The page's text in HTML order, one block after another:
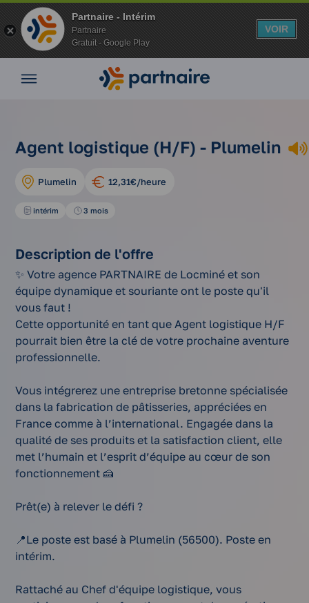
Partnaire - Intérim
Partnaire
Gratuit - Google Play
VOIR
Nos
avantages
Nos
conseils
Espace
compte
Accueil offres
logistique
Agent logistique (H/F) - Plumelin
Plumelin 12,31€/heure
intérim 3 mois
Description de l'offre
✨ Votre agence PARTNAIRE de Locminé et son
équipe dynamique et souriante ont le poste qu'il
vous faut !
Cette opportunité en tant que Agent logistique H/F
pourrait bien être la clé de votre prochaine aventure
professionnelle.
Vous intégrerez une entreprise bretonne spécialisée
dans la fabrication de pâtisseries, appréciées en
France comme à l’international. Engagée dans la
qualité de ses produits et la satisfaction client, elle
met l’humain et l’esprit d’équipe au cœur de son
fonctionnement 🍰
Prêt(e) à relever le défi ?
📍Le poste est basé à Plumelin (56500). Poste en
intérim.
Rattaché au Chef d'équipe logistique, vous